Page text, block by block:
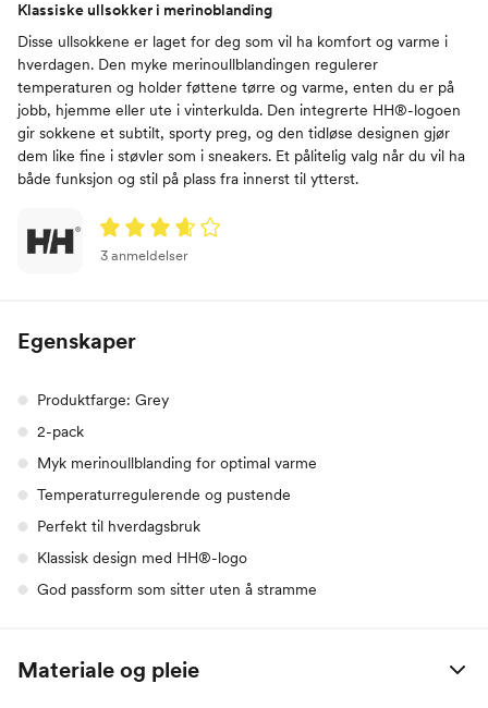
Klassiske ullsokker i merinoblanding
Disse ullsokkene er laget for deg som vil ha komfort og varme i
hverdagen. Den myke merinoullblandingen regulerer
temperaturen og holder føttene tørre og varme, enten du er på
jobb, hjemme eller ute i vinterkulda. Den integrerte HH®-logoen
gir sokkene et subtilt, sporty preg, og den tidløse designen gjør
dem like fine i støvler som i sneakers. Et pålitelig valg når du vil ha
både funksjon og stil på plass fra innerst til ytterst.
3 anmeldelser
Egenskaper
Produktfarge: Grey
2-pack
Myk merinoullblanding for optimal varme
Temperaturregulerende og pustende
Perfekt til hverdagsbruk
Klassisk design med HH®-logo
God passform som sitter uten å stramme
Materiale og pleie